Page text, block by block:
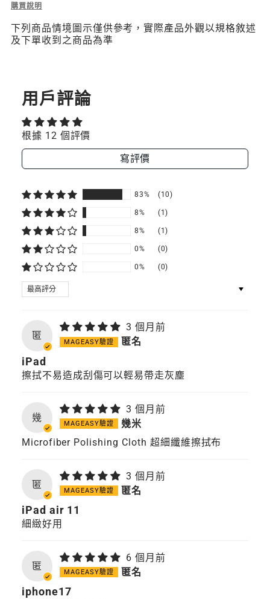
Description
Microfiber
Polishing
購買說明
下列商品情境圖示僅供參考，實際產品外觀以規格敘述
及下單收到之商品為準
用戶評論
根據 12 個評價
寫評價
83% (10)
8% (1)
8% (1)
0% (0)
0% (0)
SORT BY
匿
3 個月前
匿名
iPad
擦拭不易造成刮傷可以輕易帶走灰塵
幾
3 個月前
幾米
Microfiber Polishing Cloth 超細纖維擦拭布
匿
3 個月前
匿名
iPad air 11
細緻好用
匿
6 個月前
匿名
iphone17